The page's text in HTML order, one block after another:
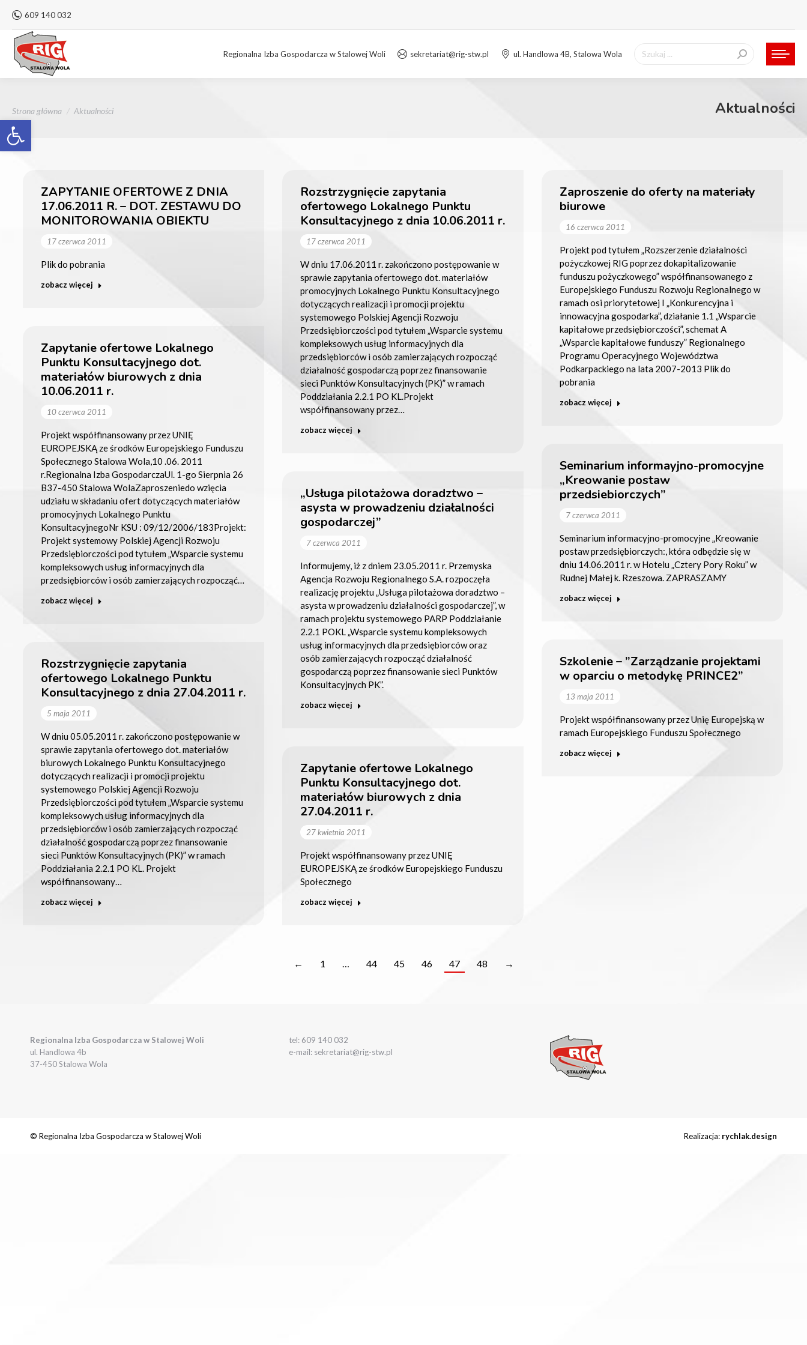
Otwórz pasek narzędzi
609 140 032
Regionalna Izba Gospodarcza w Stalowej Woli sekretariat@rig-stw.pl ul. Handlowa 4B, Stalowa Wola Szukaj:
Jesteś tutaj:
Strona główna Aktualności Aktualności
ZAPYTANIE OFERTOWE Z DNIA
17.06.2011 R. – DOT. ZESTAWU DO
MONITOROWANIA OBIEKTU
17 czerwca 2011
Plik do pobrania
zobacz więcej
Rozstrzygnięcie zapytania
ofertowego Lokalnego Punktu
Konsultacyjnego z dnia 10.06.2011 r.
17 czerwca 2011
W dniu 17.06.2011 r. zakończono postępowanie w
sprawie zapytania ofertowego dot. materiałów
promocyjnych Lokalnego Punktu Konsultacyjnego
dotyczących realizacji i promocji projektu
systemowego Polskiej Agencji Rozwoju
Przedsiębiorczości pod tytułem „Wsparcie systemu
kompleksowych usług informacyjnych dla
przedsiębiorców i osób zamierzających rozpocząć
działalność gospodarczą poprzez finansowanie
sieci Punktów Konsultacyjnych (PK)” w ramach
Poddziałania 2.2.1 PO KL.Projekt
współfinansowany przez…
zobacz więcej
Zaproszenie do oferty na materiały
biurowe
16 czerwca 2011
Projekt pod tytułem „Rozszerzenie działalności
pożyczkowej RIG poprzez dokapitalizowanie
funduszu pożyczkowego” współfinansowanego z
Europejskiego Funduszu Rozwoju Regionalnego w
ramach osi priorytetowej I „Konkurencyjna i
innowacyjna gospodarka”, działanie 1.1 „Wsparcie
kapitałowe przedsiębiorczości”, schemat A
„Wsparcie kapitałowe funduszy” Regionalnego
Programu Operacyjnego Województwa
Podkarpackiego na lata 2007-2013 Plik do
pobrania
zobacz więcej
Zapytanie ofertowe Lokalnego
Punktu Konsultacyjnego dot.
materiałów biurowych z dnia
10.06.2011 r.
10 czerwca 2011
Projekt współfinansowany przez UNIĘ
EUROPEJSKĄ ze środków Europejskiego Funduszu
Społecznego Stalowa Wola,10 .06. 2011
r.Regionalna Izba GospodarczaUl. 1-go Sierpnia 26
B37-450 Stalowa WolaZaproszeniedo wzięcia
udziału w składaniu ofert dotyczących materiałów
promocyjnych Lokalnego Punktu
KonsultacyjnegoNr KSU : 09/12/2006/183Projekt:
Projekt systemowy Polskiej Agencji Rozwoju
Przedsiębiorczości pod tytułem „Wsparcie systemu
kompleksowych usług informacyjnych dla
przedsiębiorców i osób zamierzających rozpocząć…
zobacz więcej
Seminarium informayjno-promocyjne
„Kreowanie postaw
przedsiebiorczych”
7 czerwca 2011
Seminarium informacyjno-promocyjne „Kreowanie
postaw przedsiębiorczych:, która odbędzie się w
dniu 14.06.2011 r. w Hotelu „Cztery Pory Roku” w
Rudnej Małej k. Rzeszowa. ZAPRASZAMY
zobacz więcej
„Usługa pilotażowa doradztwo –
asysta w prowadzeniu działalności
gospodarczej”
7 czerwca 2011
Informujemy, iż z dniem 23.05.2011 r. Przemyska
Agencja Rozwoju Regionalnego S.A. rozpoczęła
realizację projektu „Usługa pilotażowa doradztwo –
asysta w prowadzeniu działalności gospodarczej”, w
ramach projektu systemowego PARP Poddziałanie
2.2.1 POKL „Wsparcie systemu kompleksowych
usług informacyjnych dla przedsiębiorców oraz
osób zamierzających rozpocząć działalność
gospodarczą poprzez finansowanie sieci Punktów
Konsultacyjnych PK”.
zobacz więcej
Szkolenie – ”Zarządzanie projektami
w oparciu o metodykę PRINCE2”
13 maja 2011
Projekt współfinansowany przez Unię Europejską w
ramach Europejskiego Funduszu Społecznego
zobacz więcej
Rozstrzygnięcie zapytania
ofertowego Lokalnego Punktu
Konsultacyjnego z dnia 27.04.2011 r.
5 maja 2011
W dniu 05.05.2011 r. zakończono postępowanie w
sprawie zapytania ofertowego dot. materiałów
biurowych Lokalnego Punktu Konsultacyjnego
dotyczących realizacji i promocji projektu
systemowego Polskiej Agencji Rozwoju
Przedsiębiorczości pod tytułem „Wsparcie systemu
kompleksowych usług informacyjnych dla
przedsiębiorców i osób zamierzających rozpocząć
działalność gospodarczą poprzez finansowanie
sieci Punktów Konsultacyjnych (PK)” w ramach
Poddziałania 2.2.1 PO KL. Projekt
współfinansowany…
zobacz więcej
Zapytanie ofertowe Lokalnego
Punktu Konsultacyjnego dot.
materiałów biurowych z dnia
27.04.2011 r.
27 kwietnia 2011
Projekt współfinansowany przez UNIĘ
EUROPEJSKĄ ze środków Europejskiego Funduszu
Społecznego
zobacz więcej
← 1 44 45 46 47 48 →
Regionalna Izba Gospodarcza w Stalowej Woli
ul. Handlowa 4b
37-450 Stalowa Wola
tel: 609 140 032
e-mail: sekretariat@rig-stw.pl
© Regionalna Izba Gospodarcza w Stalowej Woli Realizacja: rychlak.design